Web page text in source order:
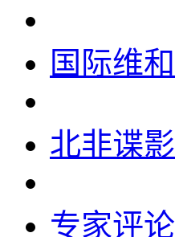
国际维和
北非谍影
专家评论